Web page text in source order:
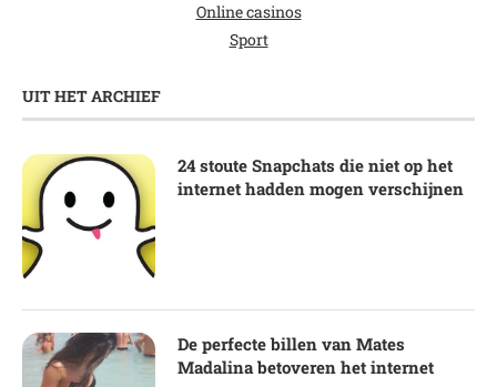
Online casinos
Sport
UIT HET ARCHIEF
24 stoute Snapchats die niet op het
internet hadden mogen verschijnen
De perfecte billen van Mates
Madalina betoveren het internet